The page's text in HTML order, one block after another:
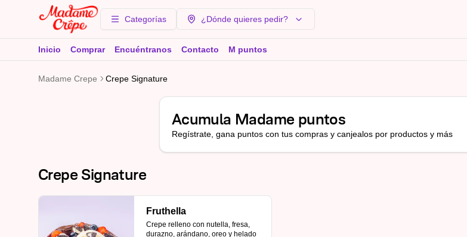
Categorías ¿Dónde quieres pedir?
Inicio Comprar Encuéntranos Contacto M puntos
Madame Crepe Crepe Signature
Acumula Madame puntos
Regístrate, gana puntos con tus compras y canjealos por productos y más
Crepe Signature
Fruthella
Crepe relleno con nutella, fresa,
durazno, arándano, oreo y helado